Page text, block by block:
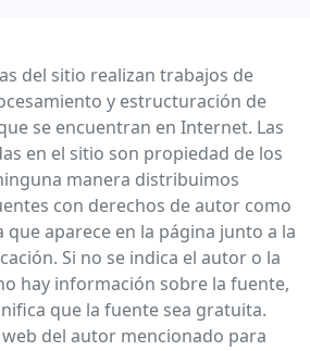
del sitio realizan trabajos de
y estructuración de
se encuentran en Internet. Las
en el sitio son propiedad de los
manera distribuimos
con derechos de autor como
que aparece en la página junto a la
Si no se indica el autor o la
hay información sobre la fuente,
que la fuente sea gratuita.
del autor mencionado para